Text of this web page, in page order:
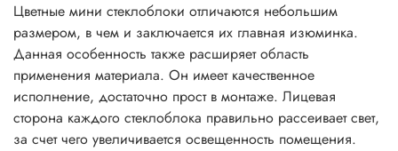
Цветные мини стеклоблоки отличаются небольшим
размером, в чем и заключается их главная изюминка.
Данная особенность также расширяет область
применения материала. Он имеет качественное
исполнение, достаточно прост в монтаже. Лицевая
сторона каждого стеклоблока правильно рассеивает свет,
за счет чего увеличивается освещенность помещения.